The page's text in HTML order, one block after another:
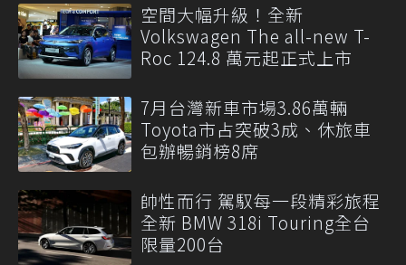
空間大幅升級！全新
Volkswagen The all-new T-
Roc 124.8 萬元起正式上市
7月台灣新車市場3.86萬輛
Toyota市占突破3成、休旅車
包辦暢銷榜8席
帥性而行 駕馭每一段精彩旅程
全新 BMW 318i Touring全台
限量200台